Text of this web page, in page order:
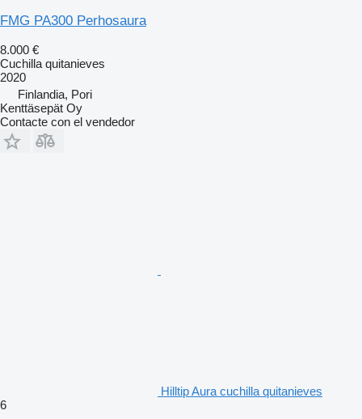
FMG PA300 Perhosaura
8.000 €
Cuchilla quitanieves
2020
Finlandia, Pori
Kenttäsepät Oy
Contacte con el vendedor
Hilltip Aura cuchilla quitanieves
6